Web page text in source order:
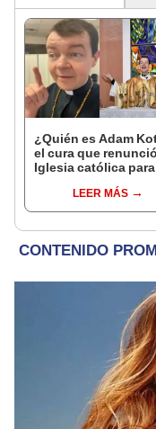
¿Quién es Adam
el cura que
Iglesia católica
LEER MÁS